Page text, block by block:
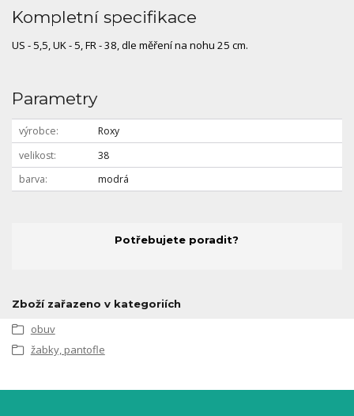
Kompletní specifikace
US - 5,5, UK - 5, FR - 38, dle měření na nohu 25 cm.
Parametry
výrobce
Roxy
velikost
38
barva
modrá
Potřebujete poradit?
Zboží zařazeno v kategoriích
obuv
žabky, pantofle